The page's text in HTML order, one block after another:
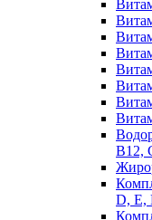
В12,
D, E,